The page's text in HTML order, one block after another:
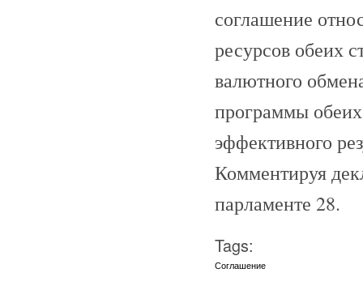
соглашение
ресурсов обеих
валютного
программы
эффективного
Комментируя
парламенте 28.
Tags:
Соглашение